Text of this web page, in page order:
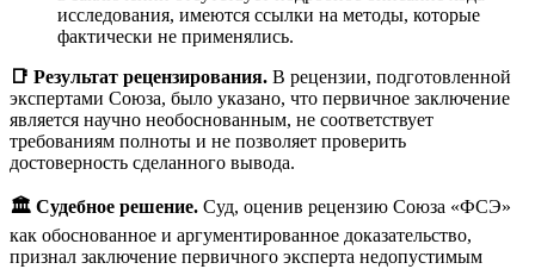
исследования, имеются ссылки на методы, которые
фактически не применялись.
📑 Результат рецензирования. В рецензии, подготовленной
экспертами Союза, было указано, что первичное заключение
является научно необоснованным, не соответствует
требованиям полноты и не позволяет проверить
достоверность сделанного вывода.
🏛️ Судебное решение. Суд, оценив рецензию Союза «ФСЭ»
как обоснованное и аргументированное доказательство,
признал заключение первичного эксперта недопустимым